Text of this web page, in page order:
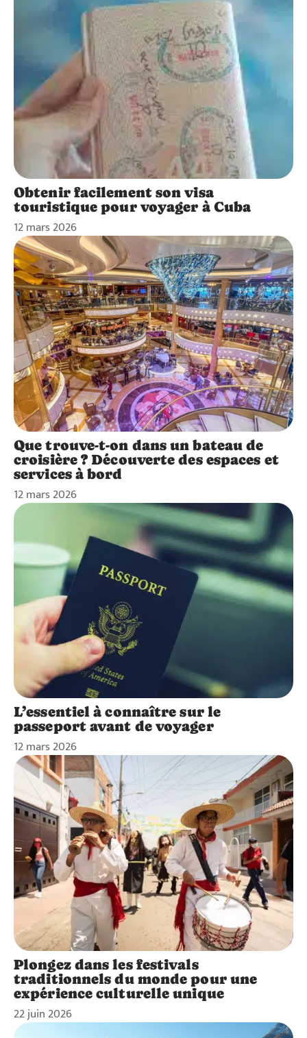
Obtenir facilement son visa
touristique pour voyager à Cuba
12 mars 2026
Que trouve-t-on dans un bateau de
croisière ? Découverte des espaces et
services à bord
12 mars 2026
L’essentiel à connaître sur le
passeport avant de voyager
12 mars 2026
Plongez dans les festivals
traditionnels du monde pour une
expérience culturelle unique
22 juin 2026